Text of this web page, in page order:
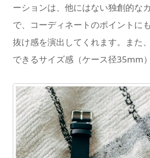
ーションは、他にはない独創的な
で、コーディネートのポイントに
抜け感を演出してくれます。また
できるサイズ感（ケース径35mm